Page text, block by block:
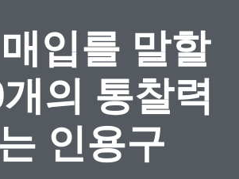
입를 말할
의 통찰력
인용구